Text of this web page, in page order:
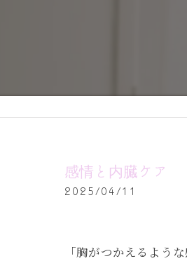
感情と内臓ケア
2025/04/11
「胸がつかえるよう